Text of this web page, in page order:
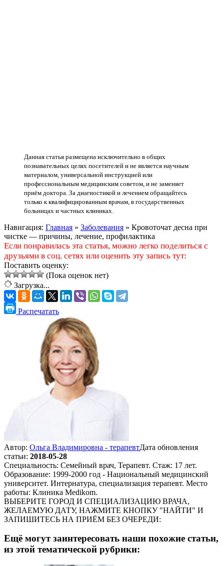
Данная статья размещена исключительно в общих
познавательных целях посетителей и не является научным
материалом, универсальной инструкцией или
профессиональным медицинским советом, и не заменяет
приём доктора. За диагностикой и лечением обращайтесь
только к квалифицированным врачам, в государственных
больницах и частных клиниках.
Навигация: Главная » Заболевания » Кровоточат десна при
чистке — причины, лечение, профилактика
Если понравилась эта статья, можно легко поделиться с
друзьями в соц. сетях или оценить эту запись тут:
Поставить оценку:
(Пока оценок нет)
Загрузка...
Распечатать
Автор: Ольга Владимировна - терапевтДата обновления
статьи: 2018-05-28
Специальность: Семейный врач, Терапевт. Стаж: 17 лет.
Образование: 1999-2000 год - Национальный медицинский
университет. Интернатура, специализация терапевт. Место
работы: Клиника Medikom.
ВЫБЕРИТЕ ГОРОД И СПЕЦИАЛИЗАЦИЮ ВРАЧА,
ЖЕЛАЕМУЮ ДАТУ, НАЖМИТЕ КНОПКУ "НАЙТИ" И
ЗАПИШИТЕСЬ НА ПРИЁМ БЕЗ ОЧЕРЕДИ:
Ещё могут заинтересовать наши похожие статьи,
из этой тематической рубрики: